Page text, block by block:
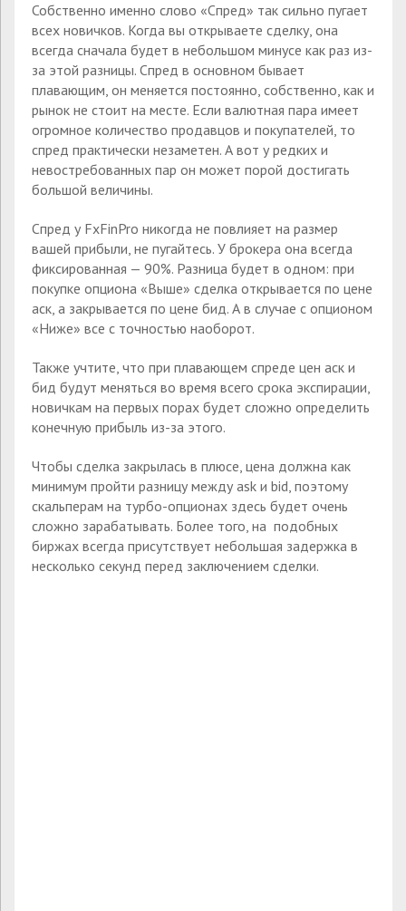
Собственно именно слово «Спред» так сильно пугает
всех новичков. Когда вы открываете сделку, она
всегда сначала будет в небольшом минусе как раз из-
за этой разницы. Спред в основном бывает
плавающим, он меняется постоянно, собственно, как и
рынок не стоит на месте. Если валютная пара имеет
огромное количество продавцов и покупателей, то
спред практически незаметен. А вот у редких и
невостребованных пар он может порой достигать
большой величины.
Спред у FxFinPro никогда не повлияет на размер
вашей прибыли, не пугайтесь. У брокера она всегда
фиксированная — 90%. Разница будет в одном: при
покупке опциона «Выше» сделка открывается по цене
аск, а закрывается по цене бид. А в случае с опционом
«Ниже» все с точностью наоборот.
Также учтите, что при плавающем спреде цен аск и
бид будут меняться во время всего срока экспирации,
новичкам на первых порах будет сложно определить
конечную прибыль из-за этого.
Чтобы сделка закрылась в плюсе, цена должна как
минимум пройти разницу между ask и bid, поэтому
скальперам на турбо-опционах здесь будет очень
сложно зарабатывать. Более того, на подобных
биржах всегда присутствует небольшая задержка в
несколько секунд перед заключением сделки.